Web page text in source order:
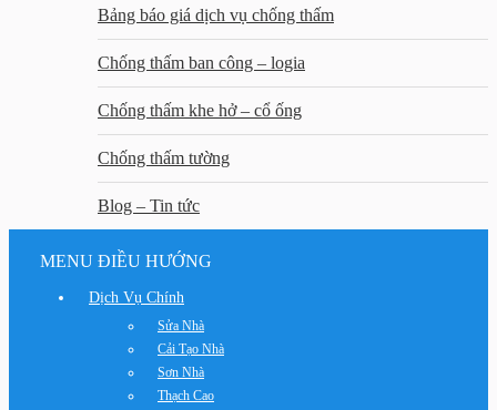
Bảng báo giá dịch vụ chống thấm
Chống thấm ban công – logia
Chống thấm khe hở – cổ ống
Chống thấm tường
Blog – Tin tức
MENU ĐIỀU HƯỚNG
Dịch Vụ Chính
Sửa Nhà
Cải Tạo Nhà
Sơn Nhà
Thạch Cao